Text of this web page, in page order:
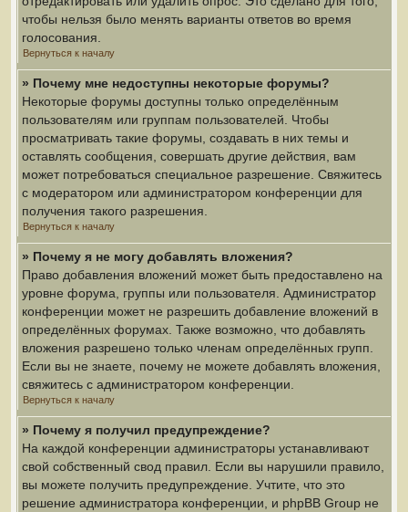
чтобы нельзя было менять варианты ответов во время
голосования.
Вернуться к началу
» Почему мне недоступны некоторые форумы?
Некоторые форумы доступны только определённым
пользователям или группам пользователей. Чтобы
просматривать такие форумы, создавать в них темы и
оставлять сообщения, совершать другие действия, вам
может потребоваться специальное разрешение. Свяжитесь
с модератором или администратором конференции для
получения такого разрешения.
Вернуться к началу
» Почему я не могу добавлять вложения?
Право добавления вложений может быть предоставлено на
уровне форума, группы или пользователя. Администратор
конференции может не разрешить добавление вложений в
определённых форумах. Также возможно, что добавлять
вложения разрешено только членам определённых групп.
Если вы не знаете, почему не можете добавлять вложения,
свяжитесь с администратором конференции.
Вернуться к началу
» Почему я получил предупреждение?
На каждой конференции администраторы устанавливают
свой собственный свод правил. Если вы нарушили правило,
вы можете получить предупреждение. Учтите, что это
решение администратора конференции, и phpBB Group не